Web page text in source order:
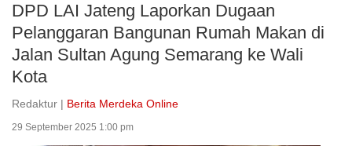
DPD LAI Jateng Laporkan Dugaan
Pelanggaran Bangunan Rumah Makan di
Jalan Sultan Agung Semarang ke Wali
Kota
Redaktur | Berita Merdeka Online
29 September 2025 1:00 pm